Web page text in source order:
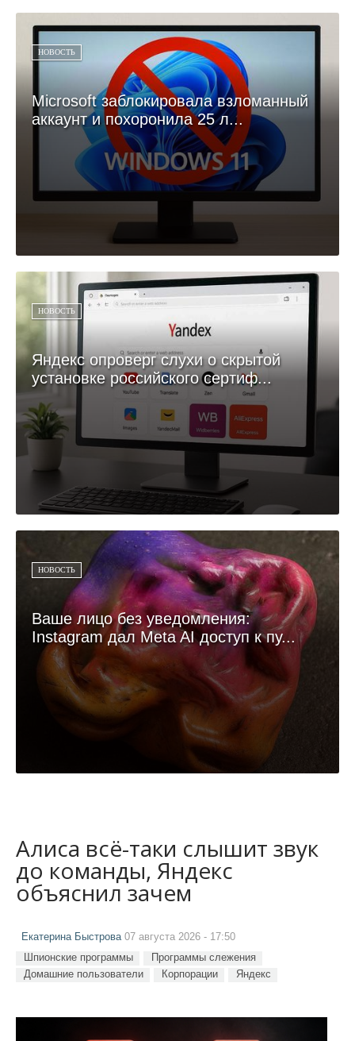
НОВОСТЬ
Microsoft заблокировала взломанный
аккаунт и похоронила 25 л...
НОВОСТЬ
Яндекс опроверг слухи о скрытой
установке российского сертиф...
НОВОСТЬ
Ваше лицо без уведомления:
Instagram дал Meta AI доступ к пу...
Алиса всё-таки слышит звук
до команды, Яндекс
объяснил зачем
Екатерина Быстрова 07 августа 2026 - 17:50
Шпионские программы
Программы слежения
Домашние пользователи
Корпорации Яндекс